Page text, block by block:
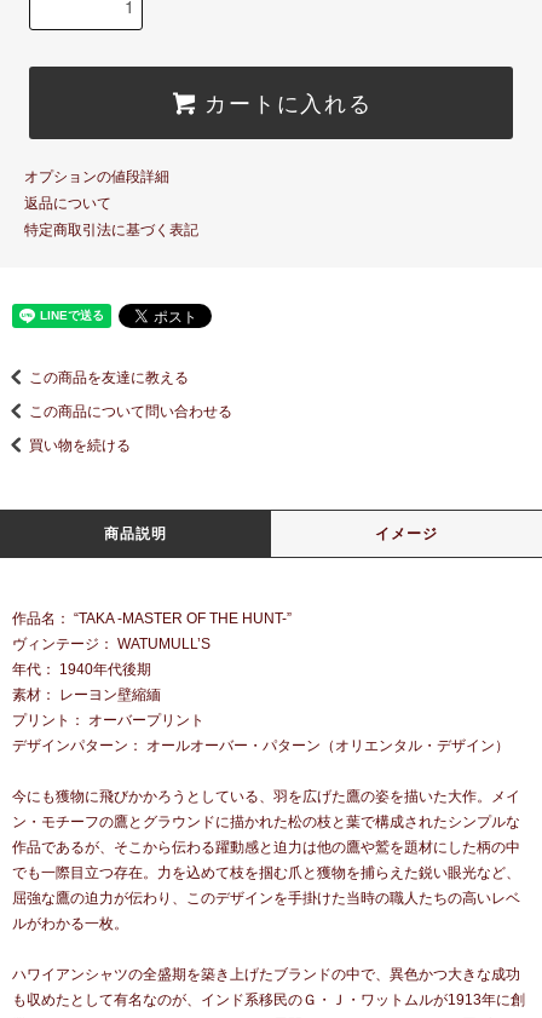
カートに入れる
オプションの値段詳細
返品について
特定商取引法に基づく表記
この商品を友達に教える
この商品について問い合わせる
買い物を続ける
商品説明 イメージ
作品名： “TAKA -MASTER OF THE HUNT-”
ヴィンテージ： WATUMULL’S
年代： 1940年代後期
素材： レーヨン壁縮緬
プリント： オーバープリント
デザインパターン： オールオーバー・パターン（オリエンタル・デザイン）
今にも獲物に飛びかかろうとしている、羽を広げた鷹の姿を描いた大作。メイ
ン・モチーフの鷹とグラウンドに描かれた松の枝と葉で構成されたシンプルな
作品であるが、そこから伝わる躍動感と迫力は他の鷹や鷲を題材にした柄の中
でも一際目立つ存在。力を込めて枝を掴む爪と獲物を捕らえた鋭い眼光など、
屈強な鷹の迫力が伝わり、このデザインを手掛けた当時の職人たちの高いレベ
ルがわかる一枚。
ハワイアンシャツの全盛期を築き上げたブランドの中で、異色かつ大きな成功
も収めたとして有名なのが、インド系移民のＧ・Ｊ・ワットムルが1913年に創